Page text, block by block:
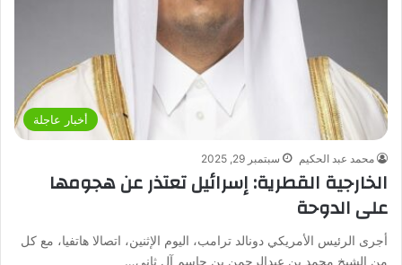
أخبار عاجلة
محمد عبد الحكيم سبتمبر 29, 2025
الخارجية القطرية: إسرائيل تعتذر عن هجومها
على الدوحة
أجرى الرئيس الأمريكي دونالد ترامب، اليوم الإثنين، اتصالا هاتفيا، مع كل
من الشيخ محمد بن عبدالرحمن بن جاسم آل ثاني…